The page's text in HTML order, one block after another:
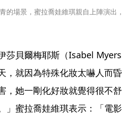
的場景，蜜拉喬娃維琪親自上陣演出
莎貝爾梅耶斯（Isabel
，就因為特殊化妝太嚇人而
，她一剛化好妝就覺得很不
」蜜拉喬娃維琪表示：「電